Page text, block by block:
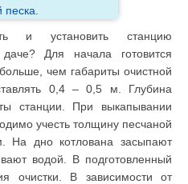
песка.
и установить станцию
Для начала готовится
чем габариты очистной
0,4 – 0,5 м. Глубина
станции. При выкапывании
учесть толщину песчаной
На дно котлована засыпают
водой. В подготовленный
очистки. В зависимости от